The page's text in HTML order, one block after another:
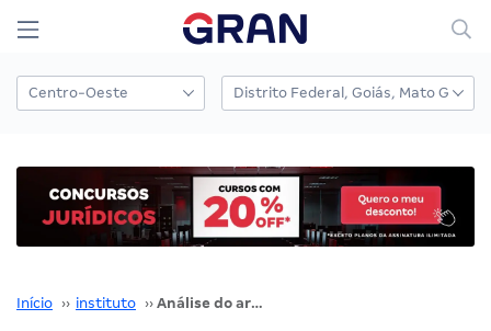
Início ›› instituto ›› Análise do art. 1º da LEI Nº 7.716/89